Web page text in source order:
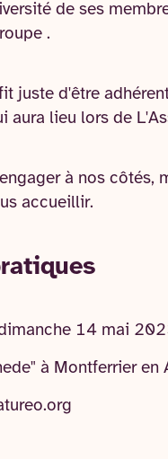
de ses
.
juste d'être
aura lieu lors de
à nos côtés,
accueillir.
14 mai
à Montferrier en